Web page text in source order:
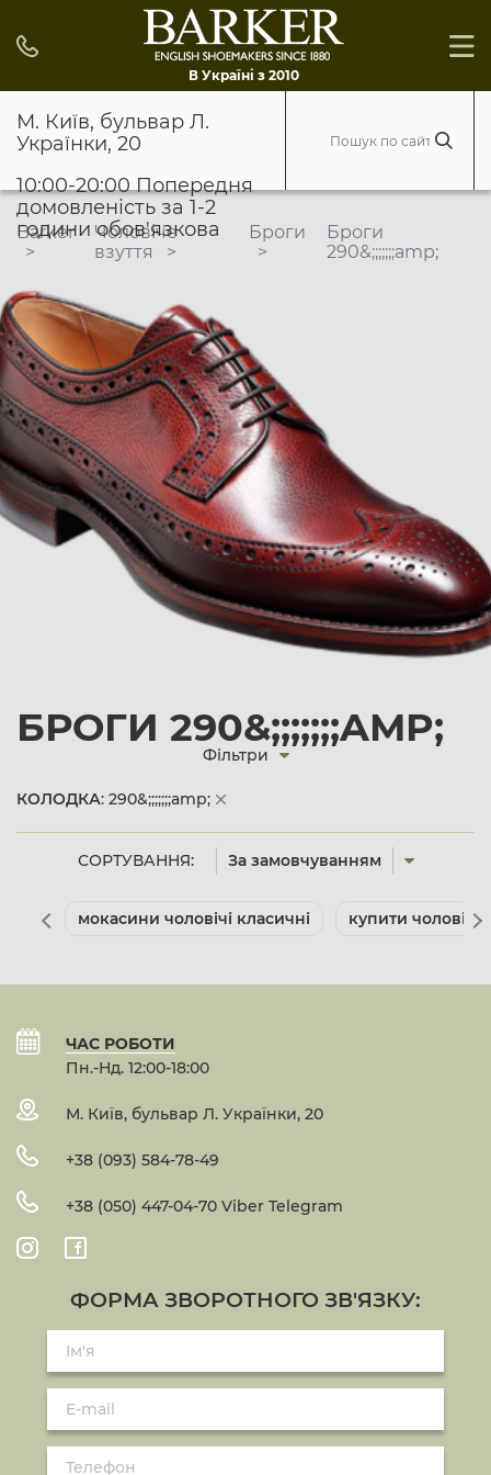
В Україні з 2010
М. Київ, бульвар Л.
Українки, 20
10:00-20:00 Попередня
домовленість за 1-2
години обов'язкова
Barker
Чоловіче
взуття
Броги
Броги
290&;;;;;;;amp;
БРОГИ 290&;;;;;;;AMP;
СОРТУВАННЯ: За замовчуванням
Фільтри
КОЛОДКА: 290&;;;;;;;amp;
мокасини чоловічі класичні купити чоловічі
ЧАС РОБОТИ
Пн.-Нд. 12:00-18:00
М. Київ, бульвар Л. Українки, 20
+38 (093) 584-78-49
+38 (050) 447-04-70 Viber Telegram
ФОРМА ЗВОРОТНОГО ЗВ'ЯЗКУ: